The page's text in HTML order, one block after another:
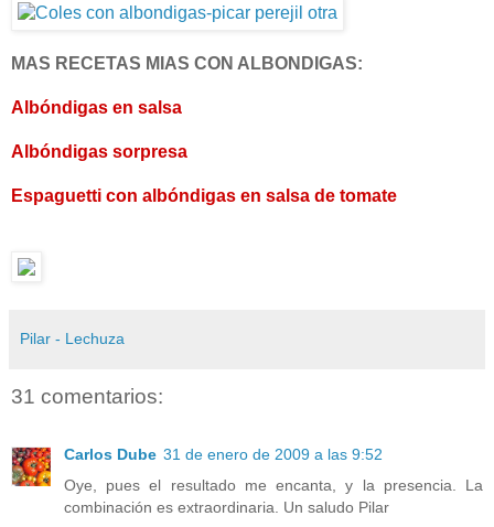
MAS RECETAS MIAS CON ALBONDIGAS:
Albóndigas en salsa
Albóndigas sorpresa
Espaguetti con albóndigas en salsa de tomate
Pilar - Lechuza
31 comentarios:
Carlos Dube 31 de enero de 2009 a las 9:52
Oye, pues el resultado me encanta, y la presencia. La
combinación es extraordinaria. Un saludo Pilar